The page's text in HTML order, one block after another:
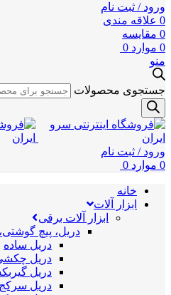
ورود / ثبت نام
0 علاقه مندی
0 مقایسه
0 موارد 0
منو
جستجوی محصولات
ورود / ثبت نام
0 موارد 0
خانه
ابزار آلات
ابزار آلات برقی
دریل، پیچ
دریل ساده
دریل
دریل
دریل سرکج